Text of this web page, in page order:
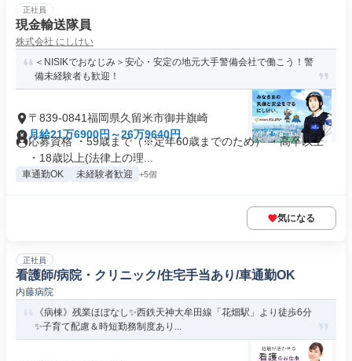
正社員
現金輸送隊員
株式会社 にしけい
＜NISIKでおなじみ＞安心・安定の地元大手警備会社で働こう！警
備未経験者も歓迎！
〒839-0841福岡県久留米市御井旗崎
月給21万6900円～26万9640円
応募資格 ・59歳まで（※定年60歳までのため） ・高卒以上
・18歳以上(法律上の理...
車通勤OK 未経験者歓迎 +5個
気になる
正社員
看護師/病院・クリニック/住宅手当あり/車通勤OK
内藤病院
《病棟》残業ほぼなし✨西鉄天神大牟田線「花畑駅」より徒歩6分
✨子育て配慮＆時短勤務制度あり...